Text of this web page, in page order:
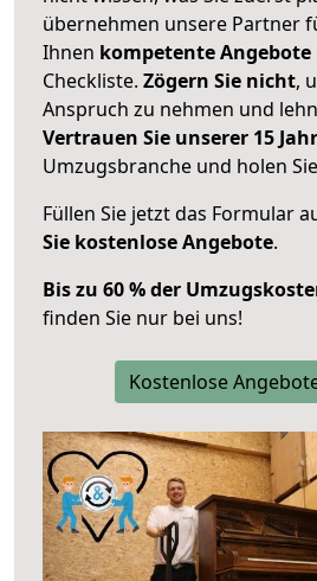
übernehmen unsere Partner
Ihnen kompetente Angebote
Checkliste. Zögern Sie nicht,
Anspruch zu nehmen und
Vertrauen Sie unserer 15
Umzugsbranche und holen
Füllen Sie jetzt das Formular
Sie kostenlose Angebote.
Bis zu 60 % der
finden Sie nur bei uns!
Kostenlose